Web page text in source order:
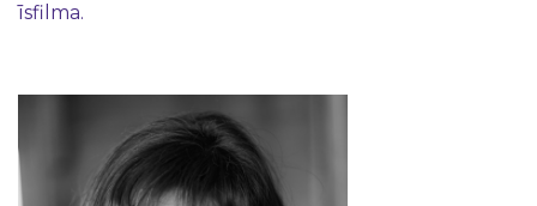
īsfilma.